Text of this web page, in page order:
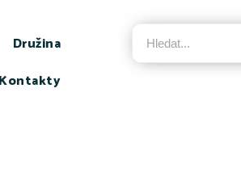
Družina
Kontakty